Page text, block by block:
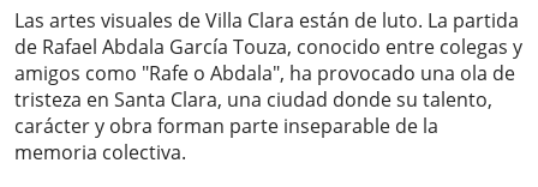
Las artes visuales de Villa Clara están de luto. La partida
de Rafael Abdala García Touza, conocido entre colegas y
amigos como "Rafe o Abdala", ha provocado una ola de
tristeza en Santa Clara, una ciudad donde su talento,
carácter y obra forman parte inseparable de la
memoria colectiva.